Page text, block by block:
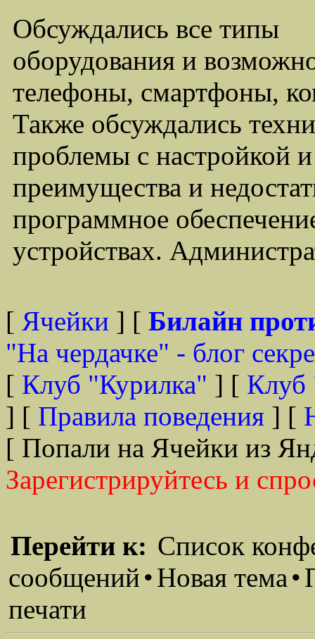
Обсуждались все типы
оборудования и
телефоны, смартфоны,
Также обсуждались
проблемы с настройкой
преимущества и
программное
устройствах.
[ Ячейки ] [ Билайн
"На чердачке" - блог
[ Клуб "Курилка" ] [ Клуб
] [ Правила поведения ] [
[ Попали на Ячейки из
Зарегистрируйтесь и
Перейти к: Список
сообщений•Новая тема•
печати